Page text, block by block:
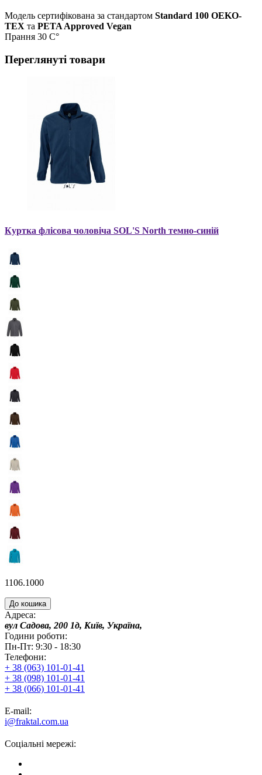
Модель сертифікована за стандартом Standard 100 ОEKO-
TEX та PETA Approved Vegan
Прання 30 С°
Переглянуті товари
Куртка флісова чоловіча SOL'S North темно-синій
1106.1000
До кошика
Адреса:
вул Садова, 200 1д, Київ, Україна,
Години роботи:
Пн-Пт: 9:30 - 18:30
Телефони:
+ 38 (063) 101-01-41
+ 38 (098) 101-01-41
+ 38 (066) 101-01-41
E-mail:
i@fraktal.com.ua
Соціальні мережі: